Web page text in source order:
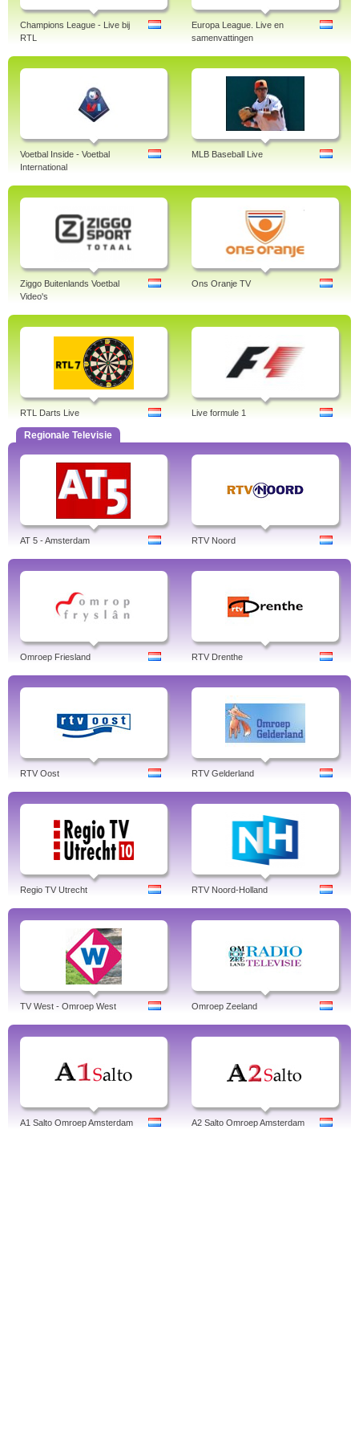
NPO Zappelin
Champions League Gratis
Europa League Online
Champions League - Live bij
RTL
Europa League. Live en
samenvattingen
Voetbal Inside - Voetbal
International
MLB Baseball Live
Ziggo Buitenlands Voetbal
Video's
Ons Oranje TV
RTL Darts Live Live formule 1
Regionale Televisie
AT 5 - Amsterdam RTV Noord
Omroep Friesland RTV Drenthe
RTV Oost RTV Gelderland
Regio TV Utrecht RTV Noord-Holland
TV West - Omroep West Omroep Zeeland
A1 Salto Omroep Amsterdam A2 Salto Omroep Amsterdam